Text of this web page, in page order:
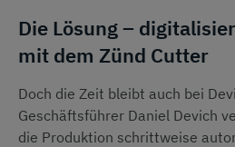
Die Lösung –
mit dem Zünd Cutter
Doch die Zeit bleibt auch bei
Geschäftsführer Daniel Devich
die Produktion schrittweise